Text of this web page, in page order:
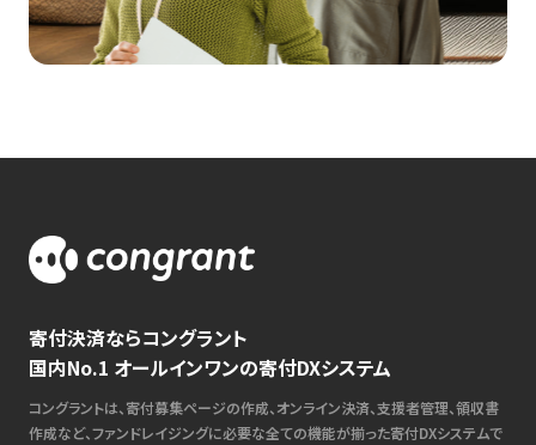
寄付決済ならコングラント
国内No.1 オールインワンの寄付DXシステム
コングラントは、寄付募集ページの作成、オンライン決済、支援者管理、領収書
作成など、ファンドレイジングに必要な全ての機能が揃った寄付DXシステムで